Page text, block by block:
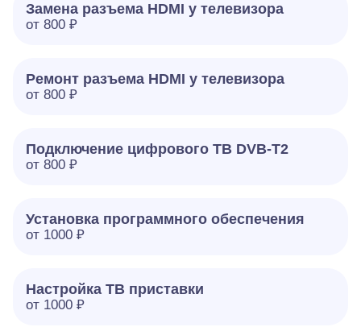
Замена разъема HDMI у телевизора
от 800 ₽
Ремонт разъема HDMI у телевизора
от 800 ₽
Подключение цифрового ТВ DVB-T2
от 800 ₽
Установка программного обеспечения
от 1000 ₽
Настройка ТВ приставки
от 1000 ₽